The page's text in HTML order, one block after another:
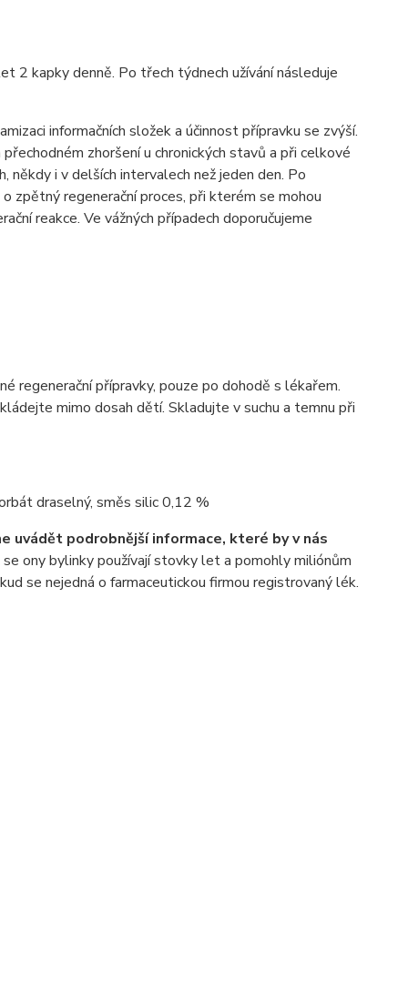
kapky denně. Po třech týdnech užívání následuje
informačních složek a účinnost přípravku se zvýší.
zhoršení u chronických stavů a při celkové
někdy i v delších intervalech než jeden den. Po
zpětný regenerační proces, při kterém se mohou
reakce. Ve vážných případech doporučujeme
regenerační přípravky, pouze po dohodě s lékařem.
mimo dosah dětí. Skladujte v suchu a temnu při
draselný, směs silic 0,12 %
uvádět podrobnější informace, které by v nás
ony bylinky používají stovky let a pomohly miliónům
se nejedná o farmaceutickou firmou registrovaný lék.